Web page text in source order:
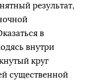
результат,
в
внутри
круг
существенной